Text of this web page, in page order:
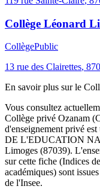
Collège Léonard
CollègePublic
13 rue des Clairettes,
En savoir plus sur le
Vous consultez
Collège privé Ozanam
d'enseignement privé est
DE L'EDUCATION
Limoges (87039).
sur cette fiche (Indices
académiques) sont
de l'Insee.